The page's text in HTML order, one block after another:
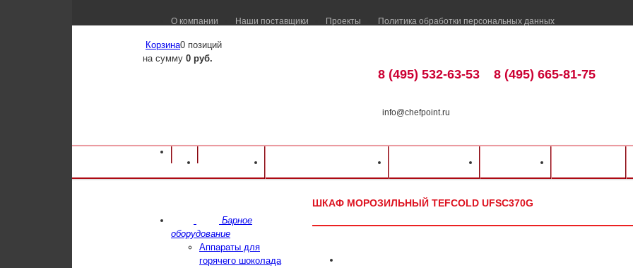
О компании Наши поставщики Проекты Политика обработки персональных данных
Корзина0 позиций
на сумму 0 руб.
8 (495) 532-63-53
info@chefpoint.ru
8 (495) 665-81-75
Оборудование для ресторанов и кафе
ШКАФ МОРОЗИЛЬНЫЙ TEFCOLD UFSC370G
Барное
оборудование
Аппараты для
горячего шоколада